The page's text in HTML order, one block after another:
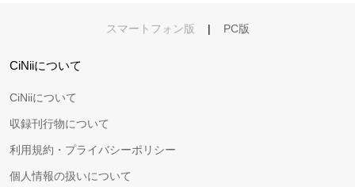
スマートフォン版 | PC版
CiNiiについて
CiNiiについて
収録刊行物について
利用規約・プライバシーポリシー
個人情報の扱いについて